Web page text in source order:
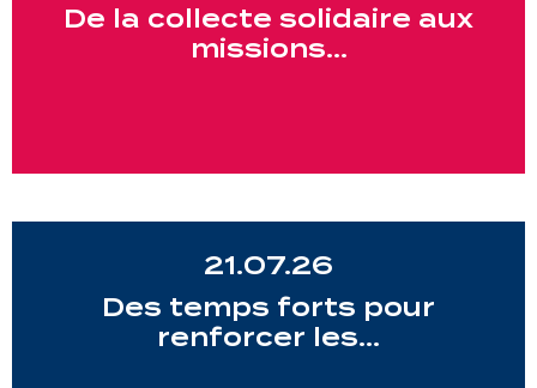
De la collecte solidaire aux
missions…
21.07.26
Des temps forts pour
renforcer les…